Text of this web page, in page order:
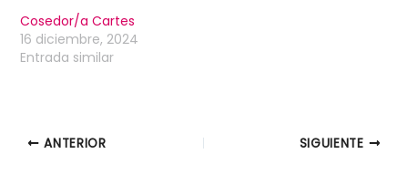
Cosedor/a Cartes
16 diciembre, 2024
Entrada similar
ANTERIOR SIGUIENTE